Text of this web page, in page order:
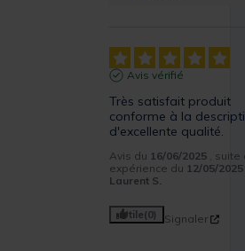
Avis vérifié
Très satisfait produit
conforme à la
d'excellente qualité.
Avis du 16/06/2025 , suite
expérience du 12/05/2025
Laurent S.
Utile(0) Signaler